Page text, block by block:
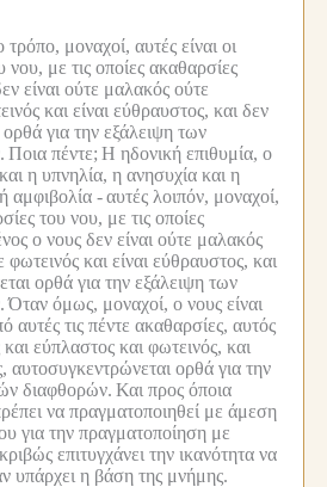
μοναχοί, αυτές είναι οι
νου, με τις οποίες ακαθαρσίες
είναι ούτε μαλακός ούτε
και είναι εύθραυστος, και δεν
για την εξάλειψη των
Ποια πέντε; Η ηδονική επιθυμία, ο
η υπνηλία, η ανησυχία και η
αμφιβολία -αυτές λοιπόν, μοναχοί,
του νου, με τις οποίες
ο νους δεν είναι ούτε μαλακός
και είναι εύθραυστος, και
ορθά για την εξάλειψη των
Όταν όμως, μοναχοί, ο νους είναι
αυτές τις πέντε ακαθαρσίες, αυτός
εύπλαστος και φωτεινός, και
αυτοσυγκεντρώνεται ορθά για την
διαφθορών. Και προς όποια
να πραγματοποιηθεί με άμεση
για την πραγματοποίηση με
επιτυγχάνει την ικανότητα να
υπάρχει η βάση της μνήμης.